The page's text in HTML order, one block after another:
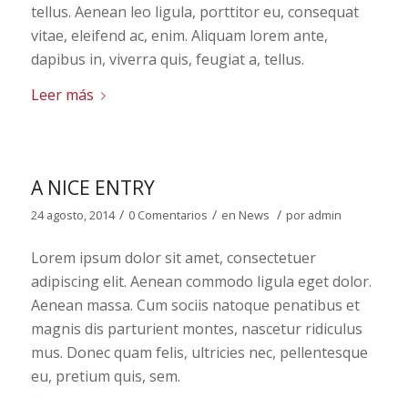
tellus. Aenean leo ligula, porttitor eu, consequat
vitae, eleifend ac, enim. Aliquam lorem ante,
dapibus in, viverra quis, feugiat a, tellus.
Leer más
A NICE ENTRY
24 agosto, 2014 / 0 Comentarios / en News / por admin
Lorem ipsum dolor sit amet, consectetuer
adipiscing elit. Aenean commodo ligula eget dolor.
Aenean massa. Cum sociis natoque penatibus et
magnis dis parturient montes, nascetur ridiculus
mus. Donec quam felis, ultricies nec, pellentesque
eu, pretium quis, sem.